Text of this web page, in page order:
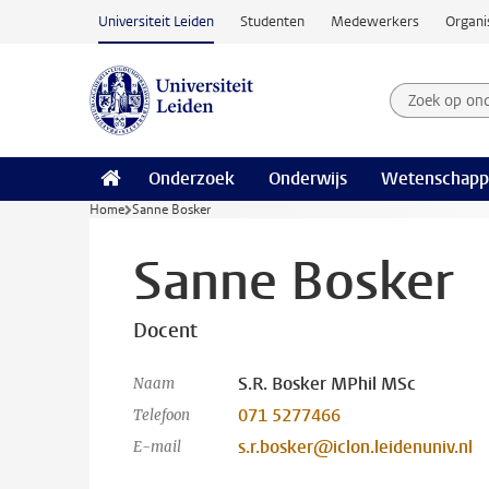
Ga naar hoofdinhoud
Universiteit Leiden Studenten Medewerkers
Zoek op
Zoekterm
Onderzoek Onderwijs
Home Sanne Bosker
Sanne Bosker
Docent
Naam S.R. Bosker MPhil MSc
Telefoon 071 5277466
E-mail s.r.bosker@iclon.leidenuniv.nl